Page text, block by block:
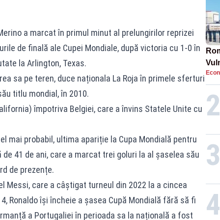
a marcat în primul minut al prelungirilor reprizei
de finală ale Cupei Mondiale, după victoria cu 1-0 în
la Arlington, Texas.
sa pe teren, duce naționala La Roja în primele sferturi
titlu mondial, în 2010.
împotriva Belgiei, care a învins Statele Unite cu
mai probabil, ultima apariție la Cupa Mondială pentru
41 de ani, care a marcat trei goluri la al șaselea său
de prezențe.
Messi, care a câștigat turneul din 2022 la a cincea
Ronaldo își încheie a șasea Cupă Mondială fără să fi
a Portugaliei în perioada sa la națională a fost
2
3
4